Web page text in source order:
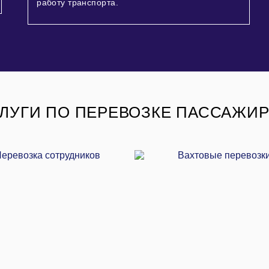
работу транспорта.
ПО ПЕРЕВОЗКЕ